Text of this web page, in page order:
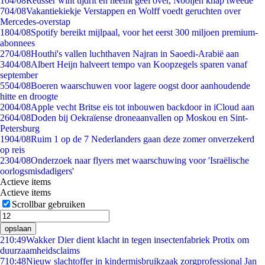
704/08Vakantiekiekje Verstappen en Wolff voedt geruchten over
Mercedes-overstap
1804/08Spotify bereikt mijlpaal, voor het eerst 300 miljoen premium-
abonnees
2704/08Houthi's vallen luchthaven Najran in Saoedi-Arabië aan
3404/08Albert Heijn halveert tempo van Koopzegels sparen vanaf
september
5504/08Boeren waarschuwen voor lagere oogst door aanhoudende
hitte en droogte
2004/08Apple vecht Britse eis tot inbouwen backdoor in iCloud aan
2604/08Doden bij Oekraïense droneaanvallen op Moskou en Sint-
Petersburg
1904/08Ruim 1 op de 7 Nederlanders gaan deze zomer onverzekerd
op reis
2304/08Onderzoek naar flyers met waarschuwing voor 'Israëlische
oorlogsmisdadigers'
Actieve items
Actieve items
Scrollbar gebruiken
opslaan
210:49Wakker Dier dient klacht in tegen insectenfabriek Protix om
duurzaamheidsclaims
710:48Nieuw slachtoffer in kindermisbruikzaak zorgprofessional Jan